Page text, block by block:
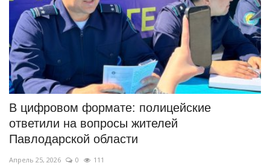
В цифровом формате: полицейские
ответили на вопросы жителей
Павлодарской области
Апрель 25, 2026 0 111